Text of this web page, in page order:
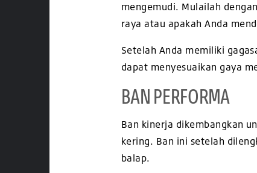
mengemudi. Mulailah
raya atau apakah Anda
Setelah Anda memiliki
dapat menyesuaikan gaya
BAN PERFORMA
Ban kinerja dikembangkan
kering. Ban ini setelah
balap.